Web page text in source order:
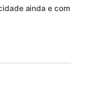
ainda e com